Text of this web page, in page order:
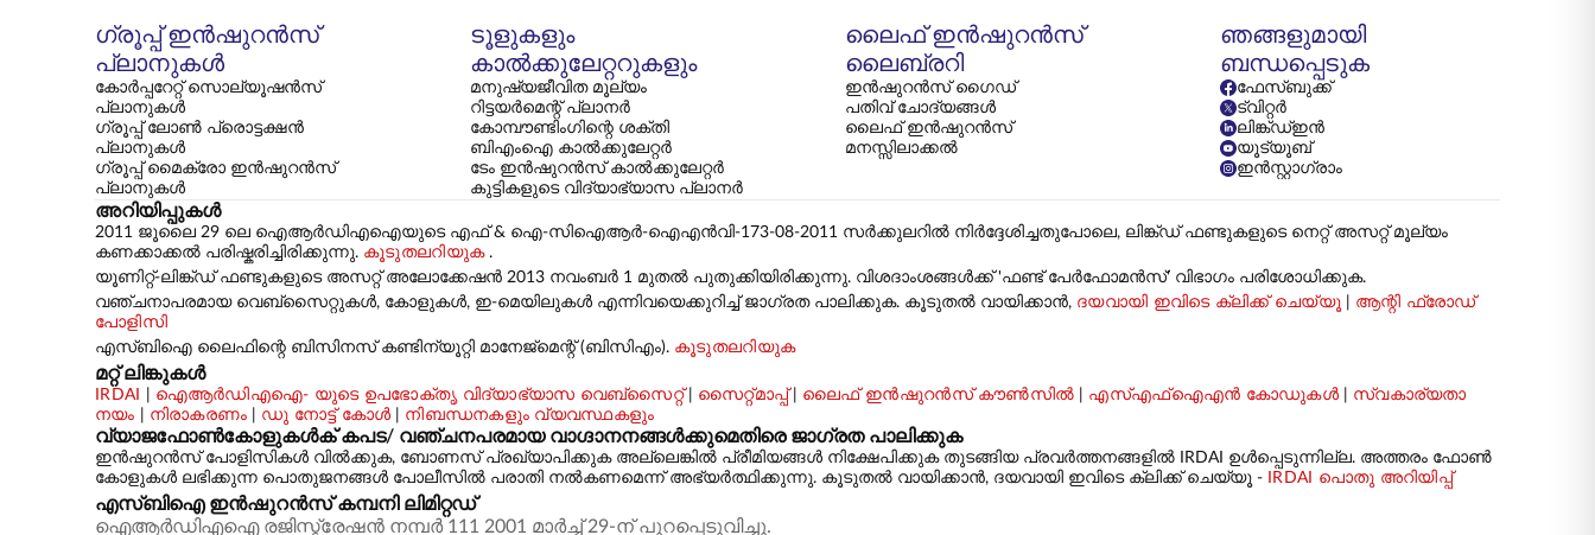
ഗ്രൂപ്പ് ഇൻഷുറൻസ്
പ്ലാനുകൾ
കോർപ്പറേറ്റ് സൊല്യൂഷൻസ്
പ്ലാനുകൾ
ഗ്രൂപ്പ് ലോൺ പ്രൊട്ടക്ഷൻ
പ്ലാനുകൾ
ഗ്രൂപ്പ് മൈക്രോ ഇൻഷുറൻസ്
പ്ലാനുകൾ
ടൂളുകളും
കാൽക്കുലേറ്ററുകളും
മനുഷ്യജീവിത മൂല്യം
റിട്ടയർമെന്റ് പ്ലാനർ
കോമ്പൗണ്ടിംഗിന്റെ ശക്തി
ബിഎംഐ കാൽക്കുലേറ്റർ
ടേം ഇൻഷുറൻസ് കാൽക്കുലേറ്റർ
കുട്ടികളുടെ വിദ്യാഭ്യാസ പ്ലാനർ
ലൈഫ് ഇൻഷുറൻസ്
ലൈബ്രറി
ഇൻഷുറൻസ് ഗൈഡ്
പതിവ് ചോദ്യങ്ങൾ
ലൈഫ് ഇൻഷുറൻസ്
മനസ്സിലാക്കൽ
ഞങ്ങളുമായി
ബന്ധപ്പെടുക
ഫേസ്ബുക്ക്
ട്വിറ്റർ
ലിങ്ക്ഡ്ഇൻ
യൂട്യൂബ്
ഇൻസ്റ്റാഗ്രാം
അറിയിപ്പുകൾ
2011 ജൂലൈ 29 ലെ ഐആർഡിഎഐയുടെ എഫ് & ഐ-സിഐആർ-ഐഎൻവി-173-08-2011 സർക്കുലറിൽ നിർദ്ദേശിച്ചതുപോലെ, ലിങ്ക്ഡ് ഫണ്ടുകളുടെ നെറ്റ് അസറ്റ് മൂല്യം
കണക്കാക്കൽ പരിഷ്കരിച്ചിരിക്കുന്നു. കൂടുതലറിയുക.
യൂണിറ്റ്-ലിങ്ക്ഡ് ഫണ്ടുകളുടെ അസറ്റ് അലോക്കേഷൻ 2013 നവംബർ 1 മുതൽ പുതുക്കിയിരിക്കുന്നു. വിശദാംശങ്ങൾക്ക് 'ഫണ്ട് പേർഫോമൻസ്' വിഭാഗം പരിശോധിക്കുക.
വഞ്ചനാപരമായ വെബ്‌സൈറ്റുകൾ, കോളുകൾ, ഇ-മെയിലുകൾ എന്നിവയെക്കുറിച്ച് ജാഗ്രത പാലിക്കുക. കൂടുതൽ വായിക്കാൻ, ദയവായി ഇവിടെ ക്ലിക്ക് ചെയ്യൂ| ആന്റി ഫ്രോഡ്
പോളിസി
എസ്‌ബിഐ ലൈഫിന്റെ ബിസിനസ് കണ്ടിന്യൂറ്റി മാനേജ്‌മെന്റ് (ബിസിഎം). കൂടുതലറിയുക
മറ്റ് ലിങ്കുകൾ
IRDAI ഐആർഡിഎഐ- യുടെ ഉപഭോക്തൃ വിദ്യാഭ്യാസ വെബ്‌സൈറ്റ്| സൈറ്റ്മാപ്പ്| ലൈഫ് ഇൻഷുറൻസ് കൗൺസിൽ എസ്എഫ്ഐഎൻ കോഡുകൾ| സ്വകാര്യതാ
നയം
നിരാകരണം ഡു നോട്ട് കോൾ നിബന്ധനകളും വ്യവസ്ഥകളും
വ്യാജഫോൺകോളുകൾക് കപട/ വഞ്ചനപരമായ വാഗ്ദാനനങ്ങൾക്കുമെതിരെ ജാഗ്രത പാലിക്കുക
ഇൻഷുറൻസ് പോളിസികൾ വിൽക്കുക, ബോണസ് പ്രഖ്യാപിക്കുക അല്ലെങ്കിൽ പ്രീമിയങ്ങൾ നിക്ഷേപിക്കുക തുടങ്ങിയ പ്രവർത്തനങ്ങളിൽ IRDAI ഉൾപ്പെടുന്നില്ല. അത്തരം ഫോൺ
കോളുകൾ ലഭിക്കുന്ന പൊതുജനങ്ങൾ പോലീസിൽ പരാതി നൽകണമെന്ന് അഭ്യർത്ഥിക്കുന്നു. കൂടുതൽ വായിക്കാൻ, ദയവായി ഇവിടെ ക്ലിക്ക് ചെയ്യൂ -
IRDAI പൊതു അറിയിപ്പ്
എസ്‌ബി‌ഐ ഇൻഷുറൻസ് കമ്പനി ലിമിറ്റഡ്
ഐആർഡിഎഐ രജിസ്ട്രേഷൻ നമ്പർ 111 2001 മാർച്ച് 29-ന് പുറപ്പെടുവിച്ചു.